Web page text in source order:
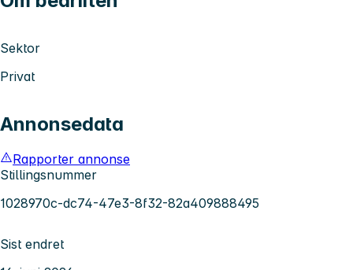
Sektor
Privat
Annonsedata
Rapporter annonse
Stillingsnummer
1028970c-dc74-47e3-8f32-82a409888495
Sist endret